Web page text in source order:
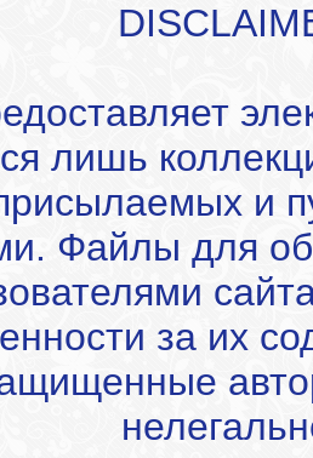
лишь
и
Файлы для
за их